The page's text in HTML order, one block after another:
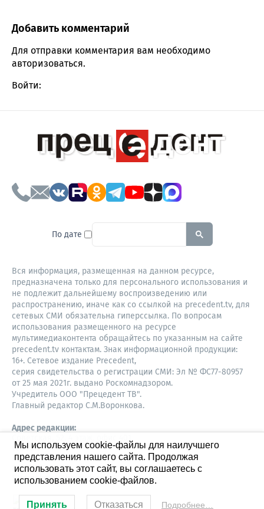
Comment section
Добавить комментарий
Для отправки комментария вам необходимо
авторизоваться.
Войти:
По дате To search this site, enter a
Вся информация, размещенная на данном ресурсе,
предназначена только для персонального использования и
не подлежит дальнейшему воспроизведению или
распространению, иначе как со ссылкой на precedent.tv, для
сетевых СМИ обязательна гиперссылка. По вопросам
использования размещенного на ресурсе
мультимедиаконтента обращайтесь по указанным на сайте
precedent.tv контактам. Знак информационной продукции:
16+. Сетевое издание Precedent,
серия свидетельства о регистрации СМИ: Эл № ФС77-80957
от 25 мая 2021г. выдано Роскомнадзором.
Учредитель ООО "Прецедент ТВ".
Главный редактор С.М.Воронкова.
Адрес редакции:
630087,
Новосибирск
8-960-779-12-96,
S.Voronkova@precedent.tv
Мы используем cookie-файлы для наилучшего
представления нашего сайта. Продолжая
использовать этот сайт, вы соглашаетесь с
использованием cookie-файлов.
Принять Отказаться Подробнее…